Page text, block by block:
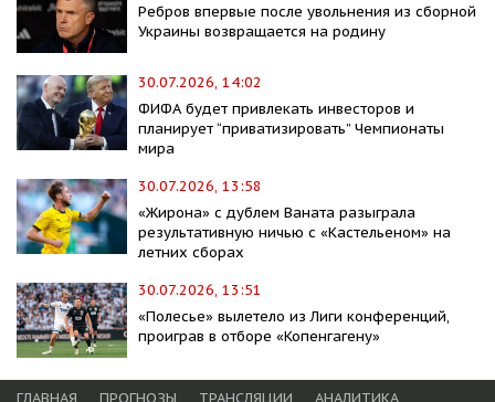
Ребров впервые после увольнения из сборной
Украины возвращается на родину
30.07.2026, 14:02
ФИФА будет привлекать инвесторов и
планирует “приватизировать” Чемпионаты
мира
30.07.2026, 13:58
«Жирона» с дублем Ваната разыграла
результативную ничью с «Кастельеном» на
летних сборах
30.07.2026, 13:51
«Полесье» вылетело из Лиги конференций,
проиграв в отборе «Копенгагену»
ГЛАВНАЯ ПРОГНОЗЫ ТРАНСЛЯЦИИ
АНАЛИТИКА